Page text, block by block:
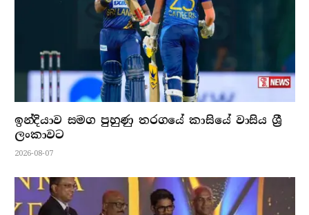
ඉන්දියාව සමග පුහුණු තරගයේ කාසියේ වාසිය ශ්‍රී
ලංකාවට
2026-08-07